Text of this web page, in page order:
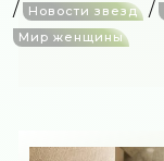
/ Новости звезд /
Мир женщины